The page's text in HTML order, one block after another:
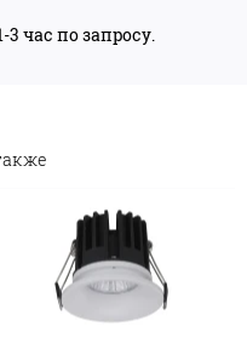
час по запросу.